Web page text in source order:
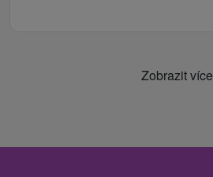
Zobrazit více